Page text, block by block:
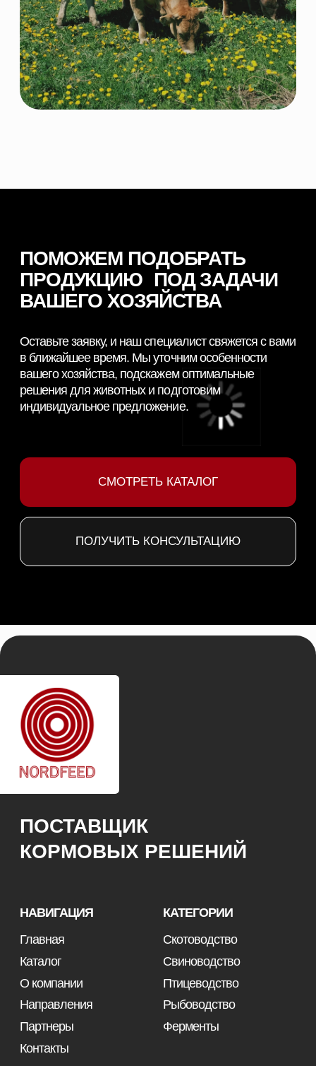
© 2026 NORDFEED